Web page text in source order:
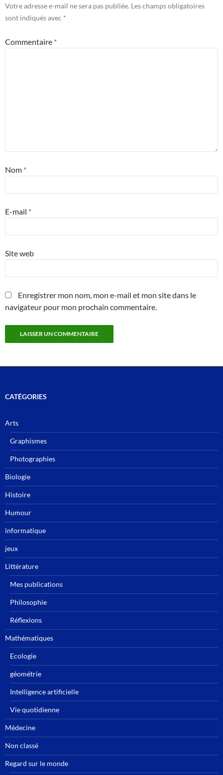
Votre adresse e-mail ne sera pas publiée. Les champs obligatoires
sont indiqués avec *
Commentaire *
Nom *
E-mail *
Site web
Enregistrer mon nom, mon e-mail et mon site dans le
navigateur pour mon prochain commentaire.
CATÉGORIES
Arts
Graphismes
Photographies
Biologie
Histoire
Humour
informatique
jeux
Littérature
Mes publications
Philosophie
Réflexions
Mathématiques
Ecologie
géométrie
Intelligence artificielle
Vie quotidienne
Médecine
Non classé
Regard sur le monde